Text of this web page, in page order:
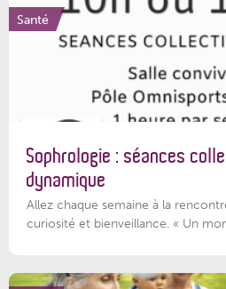
Santé
Sophrologie : séances
dynamique
Allez chaque semaine à la
curiosité et bienveillance. « Un